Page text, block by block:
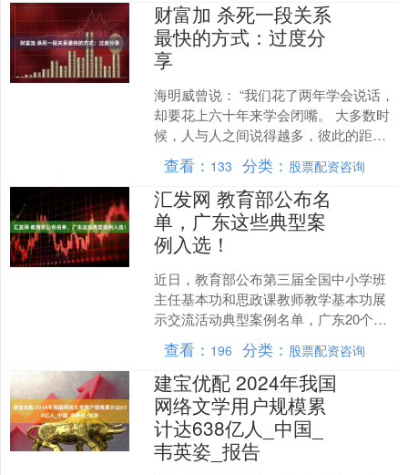
财富加 杀死一段关系
最快的方式：过度分
享
海明威曾说： “我们花了两年学会说话，
却要花上六十年来学会闭嘴。 大多数时
候，人与人之间说得越多，彼此的距离
却越远，矛盾也越多。” 年轻时总以为，
拉近关系的最好....
查看： 133 分类： 股票配资咨询
汇发网 教育部公布名
单，广东这些典型案
例入选！
近日，教育部公布第三届全国中小学班
主任基本功和思政课教师教学基本功展
示交流活动典型案例名单，广东20个典
型案例上榜。 教育部表示，第三届基本
功展示交流活动坚持正....
查看： 196 分类： 股票配资咨询
建宝优配 2024年我国
网络文学用户规模累
计达638亿人_中国_
韦英姿_报告